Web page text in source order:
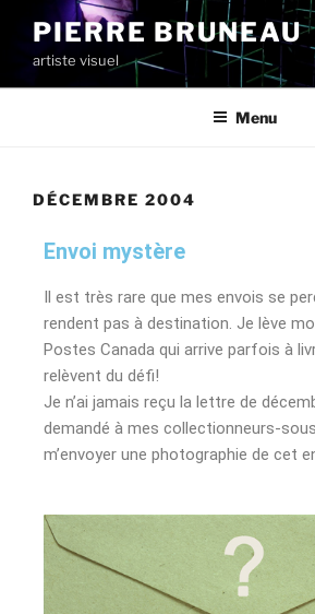
PIERRE BRUNEAU
artiste visuel
Menu
DÉCEMBRE 2004
Envoi mystère
Il est très rare que mes envois se
rendent pas à destination. Je lève
Postes Canada qui arrive parfois à
relèvent du défi!
Je n’ai jamais reçu la lettre de
demandé à mes collectionneurs-
m’envoyer une photographie de cet